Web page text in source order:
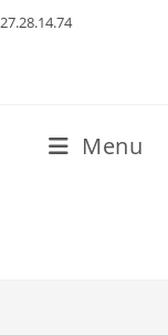
Menu